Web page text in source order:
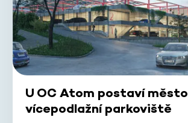
U OC Atom postaví město
vícepodlažní parkoviště